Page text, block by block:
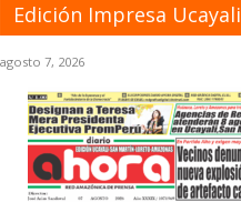
Edición Impresa Ucayali
agosto 7, 2026